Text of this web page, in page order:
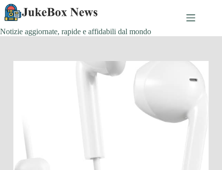
Salta
contenuto
Notizie aggiornate, rapide e affidabili dal mondo